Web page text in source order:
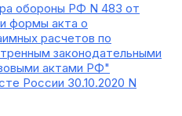
обороны РФ N 483 от
формы акта о
расчетов по
законодательными
актами РФ"
России 30.10.2020 N